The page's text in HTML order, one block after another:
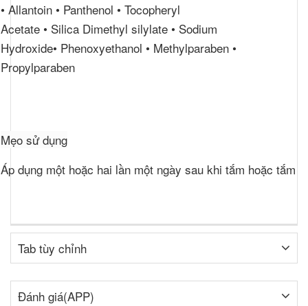
• Allantoin • Panthenol • Tocopheryl
Acetate • Silica Dimethyl silylate • Sodium
Hydroxide• Phenoxyethanol • Methylparaben •
Propylparaben
Mẹo sử dụng
Áp dụng một hoặc hai lần một ngày sau khi tắm hoặc tắm
Tab tùy chỉnh
Đánh giá(APP)